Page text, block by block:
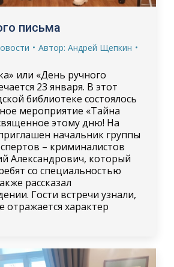
письма
Автор: Андрей Щепкин
или «День ручного
23 января. В этот
библиотеке состоялось
мероприятие «Тайна
этому дню! На
начальник группы
– криминалистов
Александрович, который
со специальностью
рассказал
Гости встречи узнали,
отражается характер